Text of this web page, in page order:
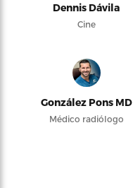
Dennis Dávila
Cine
González Pons MD
Médico radiólogo